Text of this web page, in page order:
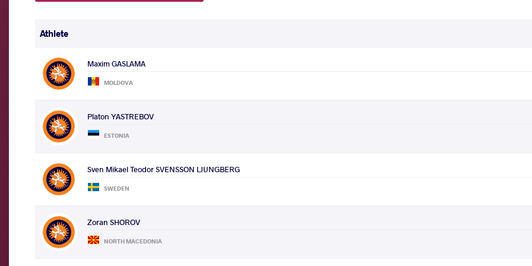
Athlete
Maxim GASLAMA
MOLDOVA
Platon YASTREBOV
ESTONIA
Sven Mikael Teodor SVENSSON LJUNGBERG
SWEDEN
Zoran SHOROV
NORTH MACEDONIA